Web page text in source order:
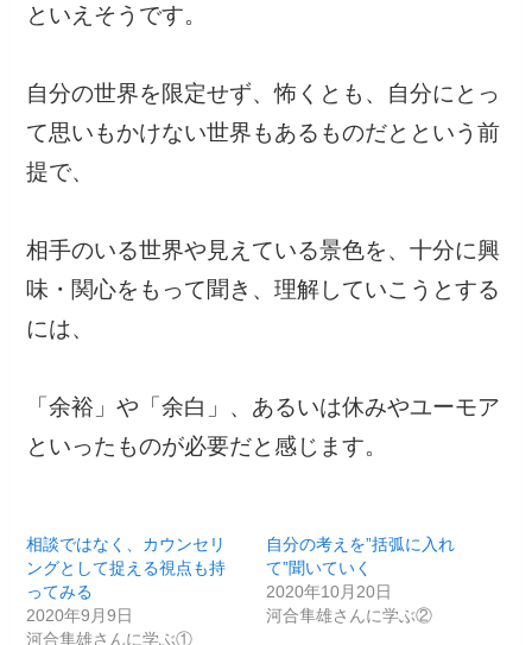
といえそうです。
自分の世界を限定せず、怖くとも、自分にとっ
て思いもかけない世界もあるものだとという前
提で、
相手のいる世界や見えている景色を、十分に興
味・関心をもって聞き、理解していこうとする
には、
「余裕」や「余白」、あるいは休みやユーモア
といったものが必要だと感じます。
相談ではなく、カウンセリ
ングとして捉える視点も持
ってみる
2020年9月9日
河合隼雄さんに学ぶ①
自分の考えを”括弧に入れ
て”聞いていく
2020年10月20日
河合隼雄さんに学ぶ②